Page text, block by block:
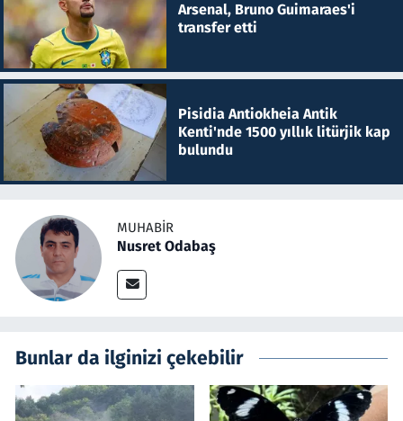
Arsenal, Bruno Guimaraes'i
transfer etti
Pisidia Antiokheia Antik
Kenti'nde 1500 yıllık litürjik kap
bulundu
MUHABIR
Nusret Odabaş
Bunlar da ilginizi çekebilir